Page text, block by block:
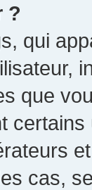
?
qui
que
cas,